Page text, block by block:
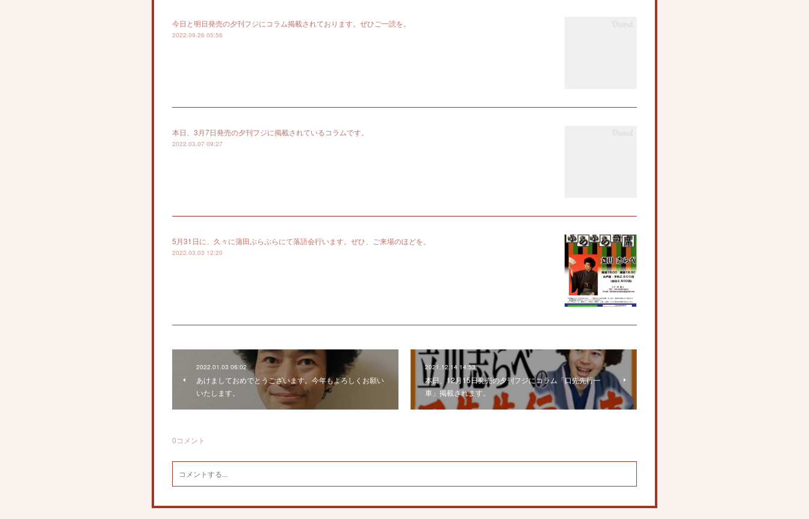
今日と明日発売の夕刊フジにコラム掲載されております。ぜひご一読を。
2022.09.26 05:56
本日、3月7日発売の夕刊フジに掲載されているコラムです。
2022.03.07 09:27
5月31日に、久々に蒲田ぶらぶらにて落語会行います。ぜひ、ご来場のほどを。
2022.03.03 12:20
2022.01.03 06:02
あけましておめでとうございます。今年もよろしくお願い
いたします。
2021.12.14 14:53
本日、12月15日発売の夕刊フジにコラム「口先先行一
車」掲載されます。
0コメント